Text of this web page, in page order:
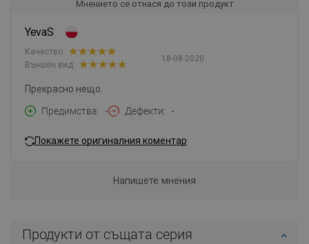
Мнението се отнася до този продукт
YevaS
18-08-2020
Качество:
Външен вид:
Прекрасно нещо.
Предимства
- Дефекти -
Покажете оригиналния коментар
Напишете мнения
Продукти от същата серия